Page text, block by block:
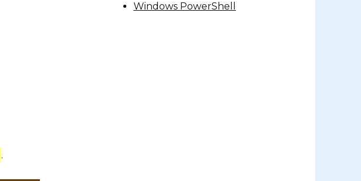
.
Windows PowerShell